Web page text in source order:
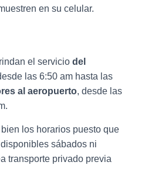
en su celular.
el servicio del
las 6:50 am hasta las
al aeropuerto, desde las
los horarios puesto que
sábados ni
transporte privado previa